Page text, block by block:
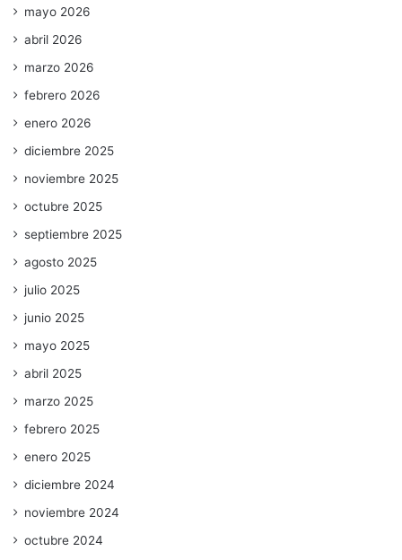
mayo 2026
abril 2026
marzo 2026
febrero 2026
enero 2026
diciembre 2025
noviembre 2025
octubre 2025
septiembre 2025
agosto 2025
julio 2025
junio 2025
mayo 2025
abril 2025
marzo 2025
febrero 2025
enero 2025
diciembre 2024
noviembre 2024
octubre 2024